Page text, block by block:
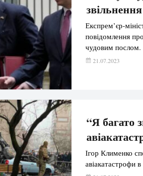
Експрем’єр-
повідомлення
чудовим послом.
21.07.2023
“Я багато
Ігор Клименко
авіакатастрофи